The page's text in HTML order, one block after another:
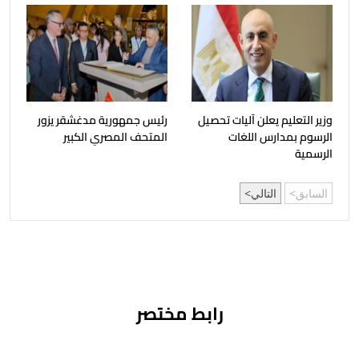
وزير التعليم يعلن آليات تحصيل
الرسوم بمدارس اللغات
الرسمية
رئيس جمهورية مدغشقر يزور
المتحف المصري الكبير
السابق التالي
رابط مختصر